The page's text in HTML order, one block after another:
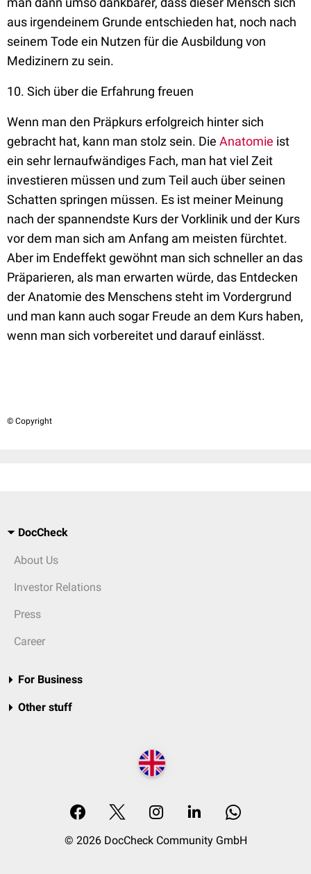
aus irgendeinem Grunde entschieden hat, noch nach
seinem Tode ein Nutzen für die Ausbildung von
Medizinern zu sein.
10. Sich über die Erfahrung freuen
Wenn man den Präpkurs erfolgreich hinter sich
gebracht hat, kann man stolz sein. Die Anatomie ist
ein sehr lernaufwändiges Fach, man hat viel Zeit
investieren müssen und zum Teil auch über seinen
Schatten springen müssen. Es ist meiner Meinung
nach der spannendste Kurs der Vorklinik und der Kurs
vor dem man sich am Anfang am meisten fürchtet.
Aber im Endeffekt gewöhnt man sich schneller an das
Präparieren, als man erwarten würde, das Entdecken
der Anatomie des Menschens steht im Vordergrund
und man kann auch sogar Freude an dem Kurs haben,
wenn man sich vorbereitet und darauf einlässt.
© Copyright
DocCheck
About Us
Investor Relations
Press
Career
For Business
Other stuff
© 2026 DocCheck Community GmbH